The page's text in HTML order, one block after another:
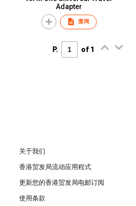
Adapter
查询
P. of 1
关于我们
香港贸发局流动应用程式
更新您的香港贸发局电邮订阅
使用条款